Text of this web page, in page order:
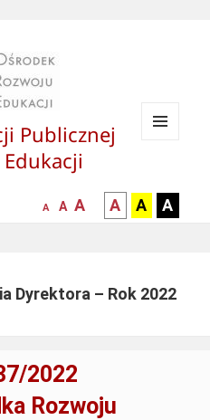
Publicznej
mniejsza
A
normalna
A
większa-
czcionka
A
kontrast
czarny
tle
A
kontrast
czarny
tle
A
żółty
tle
A
Dyrektora – Rok 2022
2022
Rozwoju